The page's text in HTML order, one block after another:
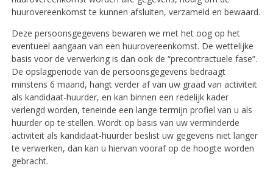
huurovereenkomst te kunnen afsluiten, verzameld en bewaard.
Deze persoonsgegevens bewaren we met het oog op het
eventueel aangaan van een huurovereenkomst. De wettelijke
basis voor de verwerking is dan ook de “precontractuele fase”.
De opslagperiode van de persoonsgegevens bedraagt
minstens 6 maand, hangt verder af van uw graad van activiteit
als kandidaat-huurder, en kan binnen een redelijk kader
verlengd worden, teneinde een lange termijn profiel van u als
huurder op te stellen. Wordt op basis van uw verminderde
activiteit als kandidaat-huurder beslist uw gegevens niet langer
te verwerken, dan kan u hiervan vooraf op de hoogte worden
gebracht.